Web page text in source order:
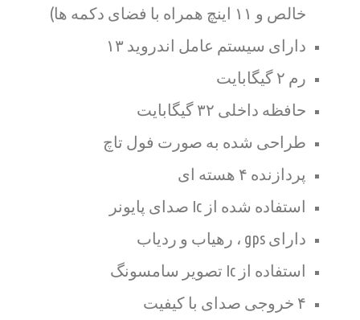
خالص و ۱۱ اینچ همراه با فضای دکمه ها)
دارای سیستم عامل اندروید ۱۳
رم ۲ گیگابایت
حافظه داخلی ۳۲ گیگابایت
طراحی شده به صورت فول تاچ
پردازنده ۴ هسته ای
استفاده شده از Ic صدای پایونر
دارای gps ، رهیاب و ردیاب
استفاده از Ic تصویر سامسونگ
۴ خروجی صدای با کیفیت